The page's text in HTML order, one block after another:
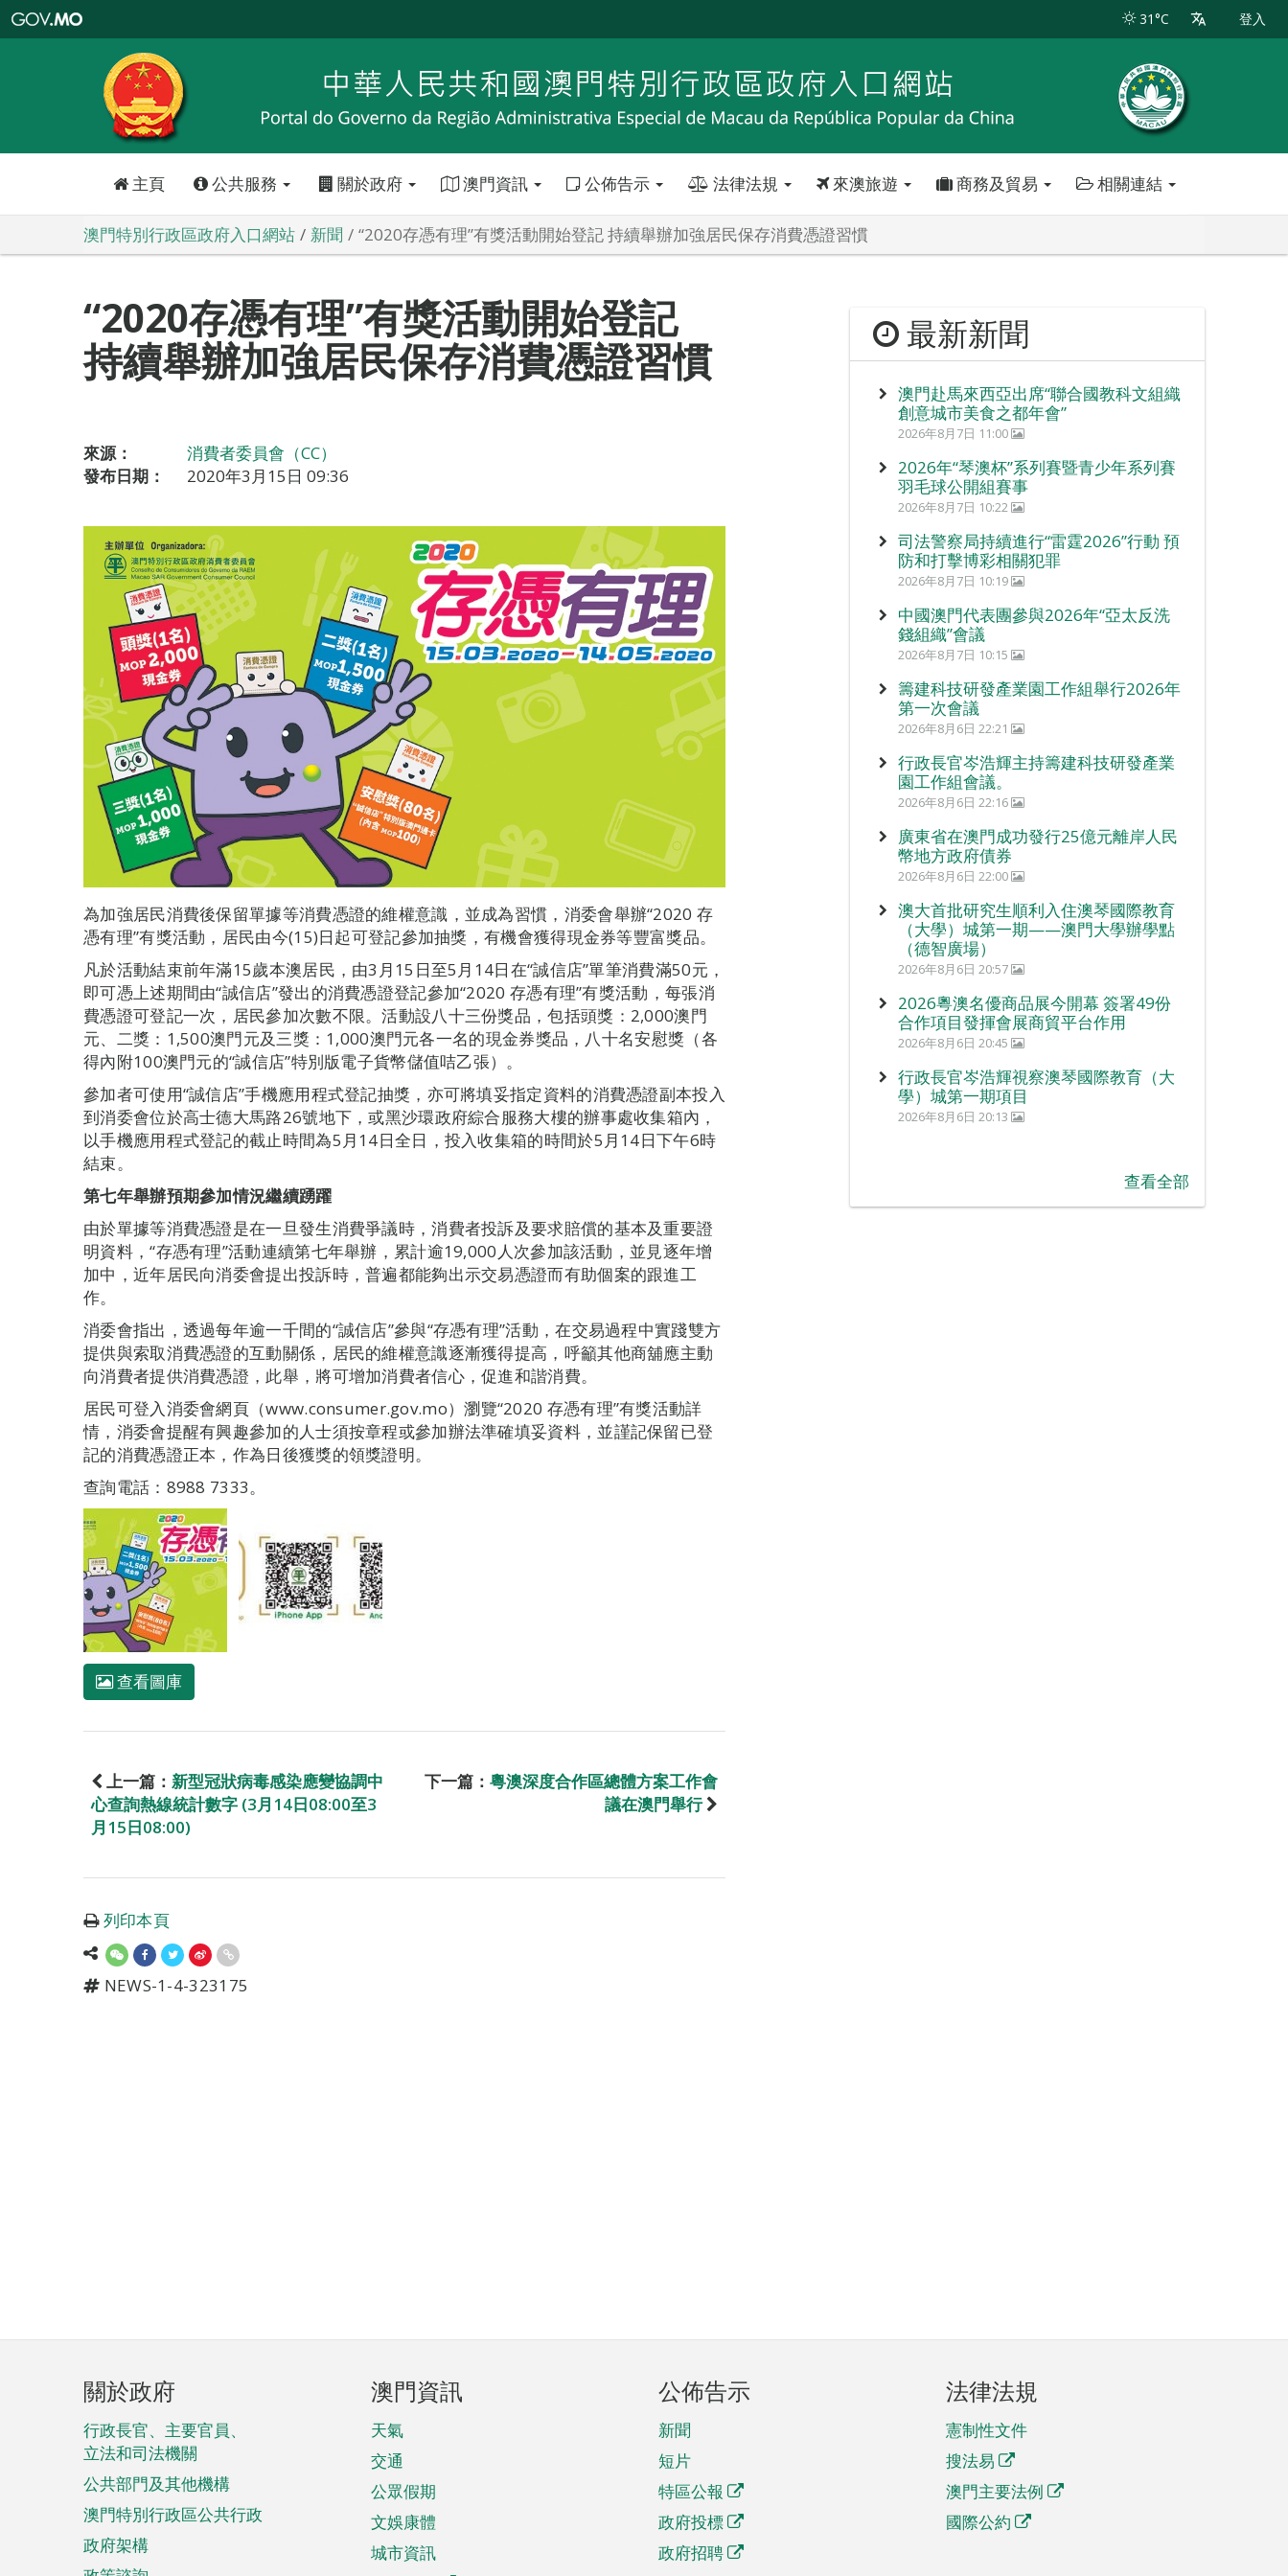
特
政
區
政
口
31°C 登入
主頁 公共服務 關於政府 澳門資訊 公佈告示 法律法規 來澳旅遊 商務及貿易 相關連結
澳門特別行政區政府入口網站 新聞 “2020存憑有理”有獎活動開始登記 持續舉辦加強居民保存消費憑證習慣
“2020存憑有理”有獎活動開始登記
持續舉辦加強居民保存消費憑證習慣
來源：
消費者委員會（CC）
發布日期：
2020年3月15日 09:36
為加強居民消費後保留單據等消費憑證的維權意識，並成為習慣，消委會舉辦“2020 存
憑有理”有獎活動，居民由今(15)日起可登記參加抽獎，有機會獲得現金券等豐富獎品。
凡於活動結束前年滿15歲本澳居民，由3月15日至5月14日在“誠信店”單筆消費滿50元，
即可憑上述期間由“誠信店”發出的消費憑證登記參加“2020 存憑有理”有獎活動，每張消
費憑證可登記一次，居民參加次數不限。活動設八十三份獎品，包括頭獎：2,000澳門
元、二獎：1,500澳門元及三獎：1,000澳門元各一名的現金券獎品，八十名安慰獎（各
得內附100澳門元的“誠信店”特別版電子貨幣儲值咭乙張）。
參加者可使用“誠信店”手機應用程式登記抽獎，亦可將填妥指定資料的消費憑證副本投入
到消委會位於高士德大馬路26號地下，或黑沙環政府綜合服務大樓的辦事處收集箱內，
以手機應用程式登記的截止時間為5月14日全日，投入收集箱的時間於5月14日下午6時
結束。
第七年舉辦預期參加情況繼續踴躍
由於單據等消費憑證是在一旦發生消費爭議時，消費者投訴及要求賠償的基本及重要證
明資料，“存憑有理”活動連續第七年舉辦，累計逾19,000人次參加該活動，並見逐年增
加中，近年居民向消委會提出投訴時，普遍都能夠出示交易憑證而有助個案的跟進工
作。
消委會指出，透過每年逾一千間的“誠信店”參與“存憑有理”活動，在交易過程中實踐雙方
提供與索取消費憑證的互動關係，居民的維權意識逐漸獲得提高，呼籲其他商舖應主動
向消費者提供消費憑證，此舉，將可增加消費者信心，促進和諧消費。
居民可登入消委會網頁（www.consumer.gov.mo）瀏覽“2020 存憑有理”有獎活動詳
情，消委會提醒有興趣參加的人士須按章程或參加辦法準確填妥資料，並謹記保留已登
記的消費憑證正本，作為日後獲獎的領獎證明。
查詢電話：8988 7333。
查看圖庫
上一篇： 新型冠狀病毒感染應變協調中
心查詢熱線統計數字 (3月14日08:00至3
月15日08:00)
下一篇： 粵澳深度合作區總體方案工作會
議在澳門舉行
列印本頁
NEWS-1-4-323175
最新新聞
澳門赴馬來西亞出席“聯合國教科文組織
創意城市美食之都年會”
2026年8月7日 11:00
2026年“琴澳杯”系列賽暨青少年系列賽
羽毛球公開組賽事
2026年8月7日 10:22
司法警察局持續進行“雷霆2026”行動 預
防和打擊博彩相關犯罪
2026年8月7日 10:19
中國澳門代表團參與2026年“亞太反洗
錢組織”會議
2026年8月7日 10:15
籌建科技研發產業園工作組舉行2026年
第一次會議
2026年8月6日 22:21
行政長官岑浩輝主持籌建科技研發產業
園工作組會議。
2026年8月6日 22:16
廣東省在澳門成功發行25億元離岸人民
幣地方政府債券
2026年8月6日 22:00
澳大首批研究生順利入住澳琴國際教育
（大學）城第一期——澳門大學辦學點
（德智廣場）
2026年8月6日 20:57
2026粵澳名優商品展今開幕 簽署49份
合作項目發揮會展商貿平台作用
2026年8月6日 20:45
行政長官岑浩輝視察澳琴國際教育（大
學）城第一期項目
2026年8月6日 20:13
查看全部
頁
腳
菜
單
關於政府
行政長官、主要官員、
立法和司法機關
公共部門及其他機構
澳門特別行政區公共行政
政府架構
澳門資訊
天氣
交通
公眾假期
文娛康體
城市資訊
公佈告示
新聞
短片
特區公報
政府投標
政府招聘
法律法規
憲制性文件
搜法易
澳門主要法例
國際公約